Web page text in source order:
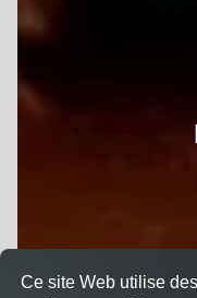
Ce site Web utilise